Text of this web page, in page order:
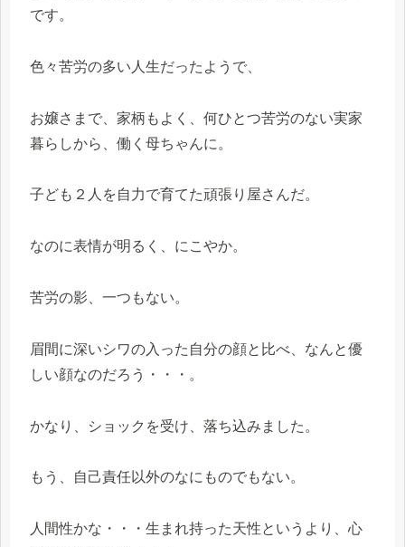
です。
色々苦労の多い人生だったようで、
お嬢さまで、家柄もよく、何ひとつ苦労のない実家
暮らしから、働く母ちゃんに。
子ども２人を自力で育てた頑張り屋さんだ。
なのに表情が明るく、にこやか。
苦労の影、一つもない。
眉間に深いシワの入った自分の顔と比べ、なんと優
しい顔なのだろう・・・。
かなり、ショックを受け、落ち込みました。
もう、自己責任以外のなにものでもない。
人間性かな・・・生まれ持った天性というより、心